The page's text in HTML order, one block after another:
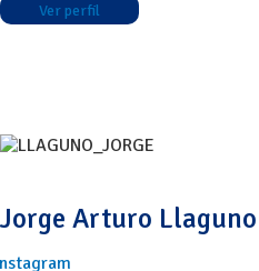
Ver perfil
Jorge Arturo